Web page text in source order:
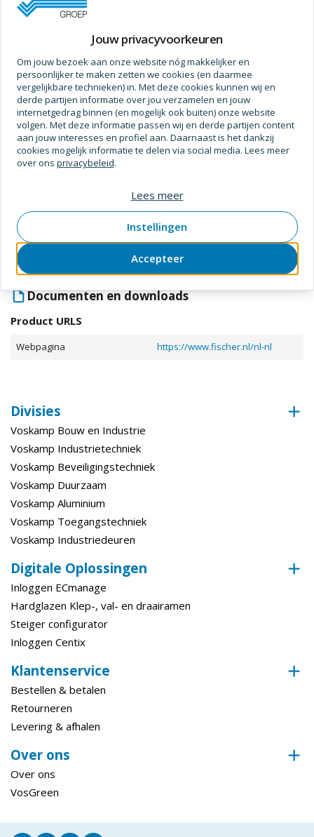
kabelgoten in de interieurbouw.
Specificaties
Afmetingen
Klembereik 0 - 50
Lengte (Plug) 168 mm
24 mm
Diameter (Boorgat) 16 mm
Boordiepte (Minimaal)
Lengte (Werkend) 50 mm
Verankeringsdiepte
Materiaal
Verpakking
Bewerking
(Oppervlaktebehandeling)
Bewerking (Fabricage Afwerking)
Technische gegevens
Metrisch
Aandraaimoment
Toon meer
Documenten en downloads
Product URLS
Webpagina https://www.fischer.nl/nl-nl
Divisies
Voskamp Bouw en Industrie
Voskamp Industrietechniek
Voskamp Beveiligingstechniek
Voskamp Duurzaam
Voskamp Aluminium
Voskamp Toegangstechniek
Voskamp Industriedeuren
Digitale Oplossingen
Inloggen ECmanage
Hardglazen Klep-, val- en draairamen
Steiger configurator
Inloggen Centix
Klantenservice
Bestellen & betalen
Retourneren
Levering & afhalen
Over ons
Over ons
VosGreen
Jouw privacyvoorkeuren
Om jouw bezoek aan onze website nóg makkelijker en
persoonlijker te maken zetten we cookies (en daarmee
vergelijkbare technieken) in. Met deze cookies kunnen wij en
derde partijen informatie over jou verzamelen en jouw
internetgedrag binnen (en mogelijk ook buiten) onze website
volgen. Met deze informatie passen wij en derde partijen content
aan jouw interesses en profiel aan. Daarnaast is het dankzij
cookies mogelijk informatie te delen via social media. Lees meer
over ons privacybeleid.
Accepteer
Instellingen
Lees meer